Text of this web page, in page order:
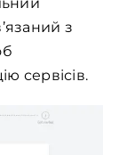
з
сервісів.